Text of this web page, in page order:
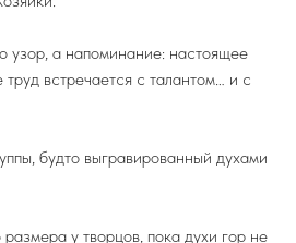
узор, а напоминание: настоящее
встречается с талантом… и с
будто выгравированный духами
у творцов, пока духи гор не